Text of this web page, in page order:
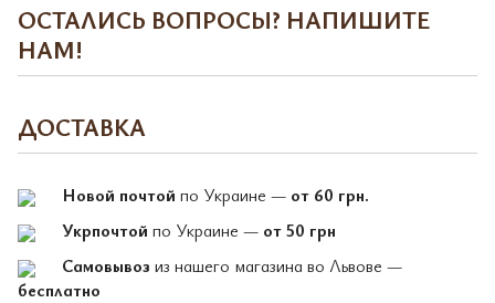
ОСТАЛИСЬ ВОПРОСЫ? НАПИШИТЕ
НАМ!
ДОСТАВКА
Новой почтой по Украине — от 60 грн.
Укрпочтой по Украине — от 50 грн
Самовывоз из нашего магазина во Львове —
бесплатно